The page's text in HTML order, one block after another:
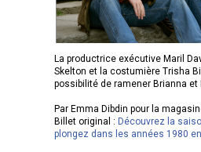
La productrice exécutive Maril
Skelton et la costumière Trisha
possibilité de ramener Brianna et
Par Emma Dibdin pour la
Billet original : Découvrez la
plongez dans les années 1980